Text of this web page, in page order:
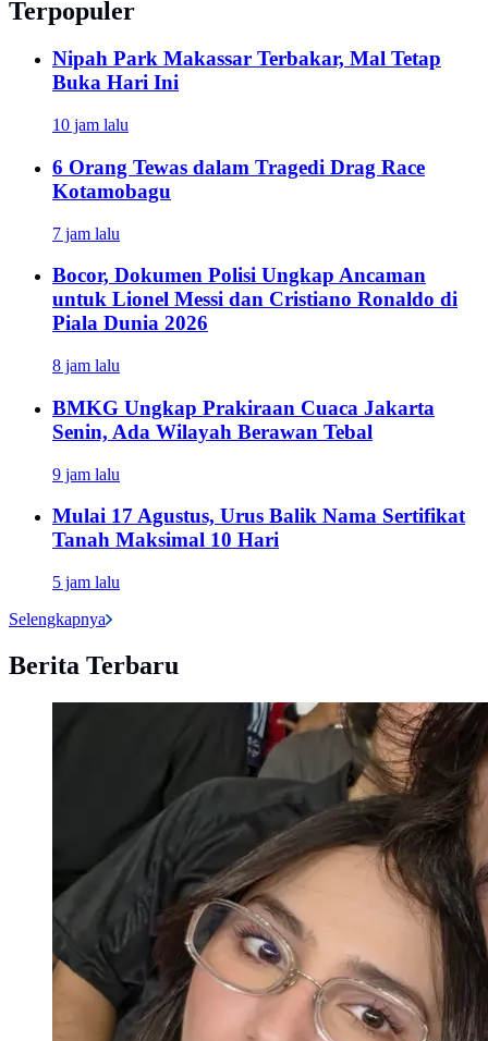
Terpopuler
Nipah Park Makassar Terbakar, Mal Tetap
Buka Hari Ini
10 jam lalu
6 Orang Tewas dalam Tragedi Drag Race
Kotamobagu
7 jam lalu
Bocor, Dokumen Polisi Ungkap Ancaman
untuk Lionel Messi dan Cristiano Ronaldo di
Piala Dunia 2026
8 jam lalu
BMKG Ungkap Prakiraan Cuaca Jakarta
Senin, Ada Wilayah Berawan Tebal
9 jam lalu
Mulai 17 Agustus, Urus Balik Nama Sertifikat
Tanah Maksimal 10 Hari
5 jam lalu
Selengkapnya
Berita Terbaru